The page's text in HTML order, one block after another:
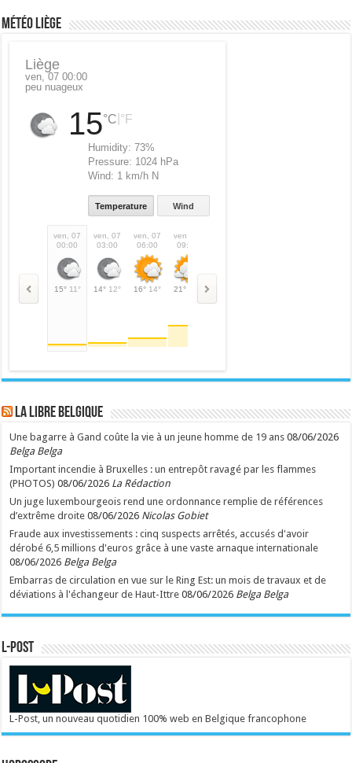
Météo Liège
Liège
ven, 07 00:00
peu nuageux
15°C °F
Humidity:73%
Pressure: 1024 hPa
Wind: 1 km/h N
Temperature Wind
ven, 07
00:00
15° 11°
ven, 07
03:00
14° 12°
ven, 07
06:00
16° 14°
ven, 07
09:00
21°
LA Libre Belgique
Une bagarre à Gand coûte la vie à un jeune homme de 19 ans 08/06/2026
Belga Belga
Important incendie à Bruxelles : un entrepôt ravagé par les flammes
(PHOTOS) 08/06/2026 La Rédaction
Un juge luxembourgeois rend une ordonnance remplie de références
d’extrême droite 08/06/2026 Nicolas Gobiet
Fraude aux investissements : cinq suspects arrêtés, accusés d'avoir
dérobé 6,5 millions d'euros grâce à une vaste arnaque internationale
08/06/2026 Belga Belga
Embarras de circulation en vue sur le Ring Est: un mois de travaux et de
déviations à l'échangeur de Haut-Ittre 08/06/2026 Belga Belga
L-POST
L-Post, un nouveau quotidien 100% web en Belgique francophone